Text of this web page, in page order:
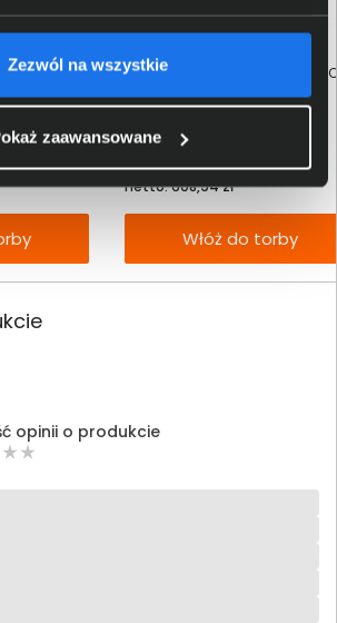
Zezwól na wszystkie
zaawansowane
MS116
Windows 11 Pro PL 64bit OEM
749,00 zł
netto: 608,94 zł
Włóż do torby
opinii o produkcie